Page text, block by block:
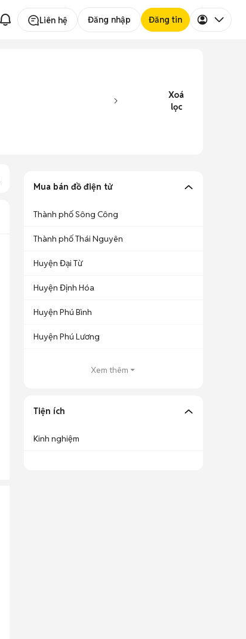
Liên hệ Đăng nhập Đăng tin
Xoá
lọc
Mua bán đồ điện tử
Thành phố Sông Công
Thành phố Thái Nguyên
Huyện Đại Từ
Huyện Định Hóa
Huyện Phú Bình
Huyện Phú Lương
Xem thêm
Tiện ích
Kinh nghiệm